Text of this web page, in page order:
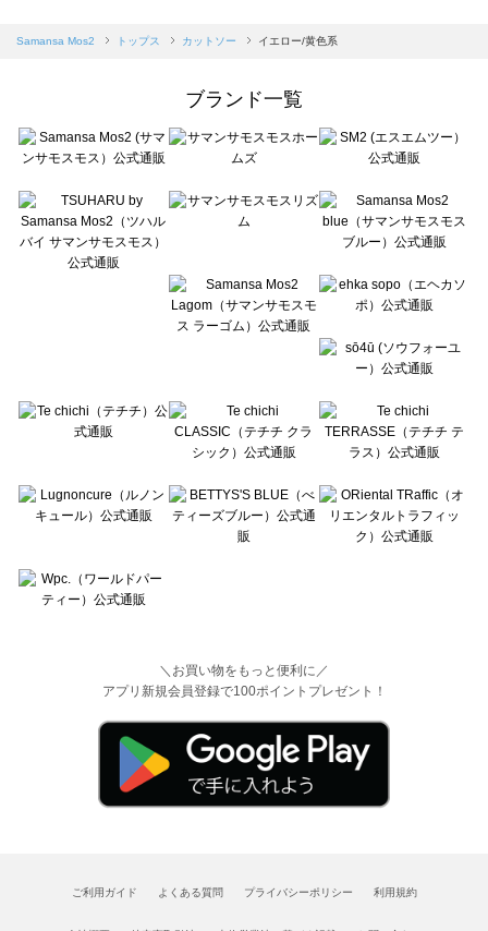
Samansa Mos2 blue（サマンサモスモス ブルー）のカットソー一覧
sō4ū（ソウフォーユー）のカットソー一覧
Te chichi（テチチ）のカットソー一覧
Te chichi CLASSIC（テチチ クラシック）のカットソー一覧
Lugnoncure（ルノンキュール）のカットソー一覧
BETTY'S BLUE（べティーズブルー）のカットソー一覧
Wpc.（ワールドパーティー）のカットソー一覧
Samansa Mos2 トップス カットソー イエロー/黄色系
ブランド一覧
＼お買い物をもっと便利に／
アプリ新規会員登録で100ポイントプレゼント！
ご利用ガイド よくある質問 プライバシーポリシー 利用規約